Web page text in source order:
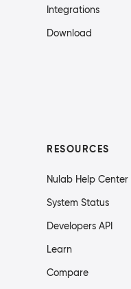
Integrations
Download
RESOURCES
Nulab Help Center
System Status
Developers API
Learn
Compare